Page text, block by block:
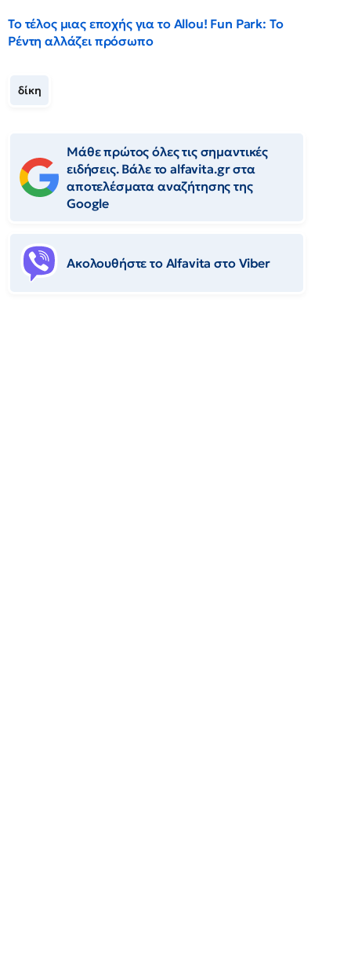
Το τέλος μιας εποχής για το Allou! Fun Park: Το
Ρέντη αλλάζει πρόσωπο
δίκη
Μάθε πρώτος όλες τις σημαντικές
ειδήσεις. Βάλε το alfavita.gr στα
αποτελέσματα αναζήτησης της
Google
Ακολουθήστε το Αlfavita στο Viber